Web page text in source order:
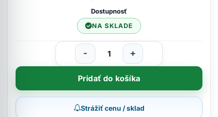
Dostupnosť
NA SKLADE
- +
Pridať do košíka
Strážiť cenu / sklad